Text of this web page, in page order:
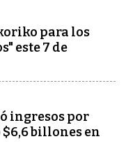
para los
este 7 de
ingresos por
$6,6 billones en